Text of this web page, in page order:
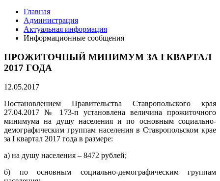
Главная
Администрация
Актуальная информация
Информационные сообщения
ПРОЖИТОЧНЫЙ МИНИМУМ ЗА I КВАРТАЛ
2017 ГОДА
12.05.2017
Постановлением Правительства Ставропольского края
27.04.2017 № 173-п установлена величина прожиточного
минимума на душу населения и по основным социально-
демографическим группам населения в Ставропольском крае
за I квартал 2017 года в размере:
а) на душу населения – 8472 рублей;
б) по основным социально-демографическим группам